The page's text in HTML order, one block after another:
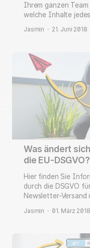
Ihrem ganzen
welche Inhalte
erfüllen Sie auch
Jasmin · 21. Juni 2018
Was ändert
die EU-DSGVO?
Hier finden Sie
durch die DSGVO
Newsletter-Versand
Jasmin · 01. März 2018